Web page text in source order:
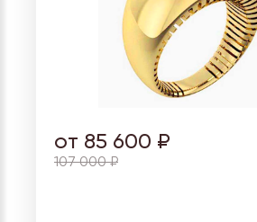
от 85 600 ₽
107 000 ₽